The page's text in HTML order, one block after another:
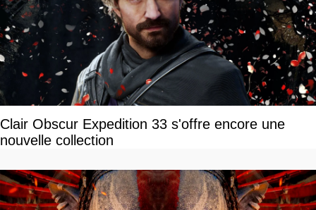
Clair Obscur Expedition 33 s'offre encore une
nouvelle collection